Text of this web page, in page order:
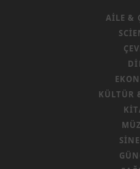
AILE &
KÜLTÜR